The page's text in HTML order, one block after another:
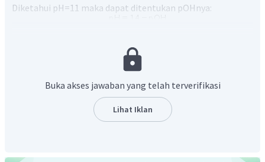
Diketahui pH=11 maka dapat ditentukan pOHnya:
Tahap 2: Menentukan mol dengan menggunakan hubungan
molar dengan volume dan mol.
Buka akses jawaban yang telah terverifikasi
Lihat Iklan